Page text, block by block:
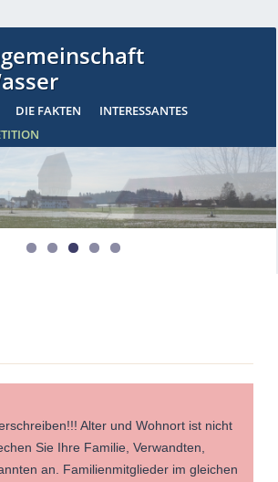
DIE FAKTEN
INTERESSANTES
Alter und Wohnort ist nicht
Sie Ihre Familie, Verwandten,
an. Familienmitglieder im gleichen